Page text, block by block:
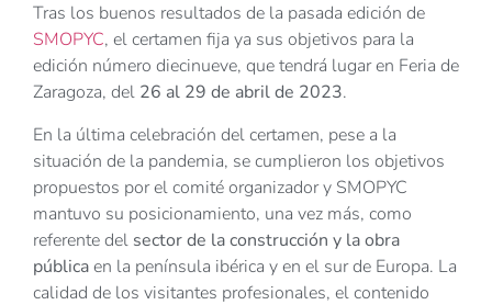
Tras los buenos resultados de la pasada edición de
SMOPYC, el certamen fija ya sus objetivos para la
edición número diecinueve, que tendrá lugar en Feria de
Zaragoza, del 26 al 29 de abril de 2023.
En la última celebración del certamen, pese a la
situación de la pandemia, se cumplieron los objetivos
propuestos por el comité organizador y SMOPYC
mantuvo su posicionamiento, una vez más, como
referente del sector de la construcción y la obra
públicaen la península ibérica y en el sur de Europa. La
calidad de los visitantes profesionales, el contenido